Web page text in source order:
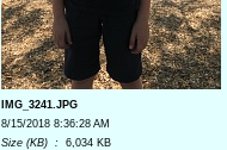
IMG_3241.JPG
8/15/2018 8:36:28 AM
Size (KB) : 6,034 KB